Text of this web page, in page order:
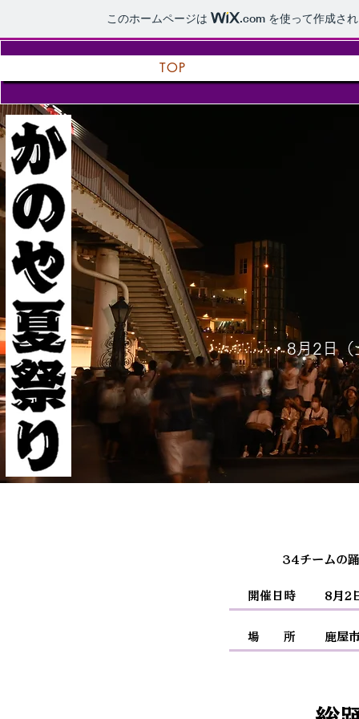
このホームページは .com を使って作成さ
TOP
・8月2日
​34チームの
開催日時 8月2
場 所 鹿屋